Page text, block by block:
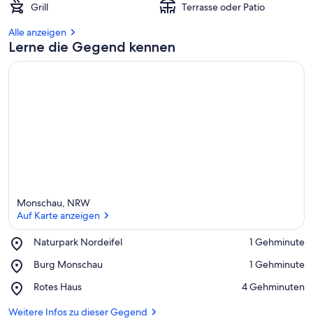
Grill
Terrasse oder Patio
Alle anzeigen
Lerne die Gegend kennen
Monschau, NRW
Auf Karte anzeigen
Naturpark Nordeifel
Place,
Nordeifel
‪1 Gehminute‬
Burg Monschau
Place,
Monschau
‪1 Gehminute‬
Rotes Haus
Place,
Haus
‪4 Gehminuten‬
Weitere Infos zu dieser Gegend